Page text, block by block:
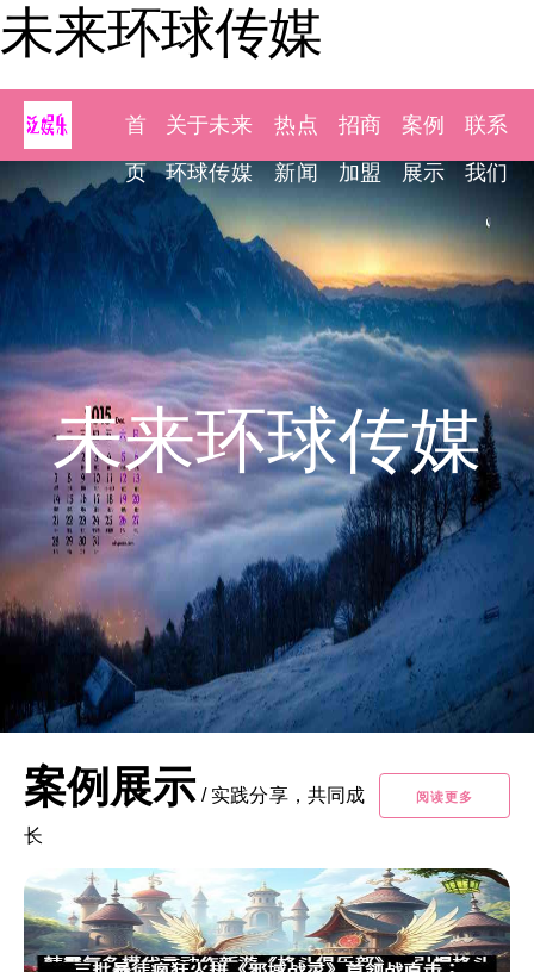
未来环球传媒
首
页
关于未来
环球传媒
热点
新闻
招商
加盟
案例
展示
联系
我们
未来环球传媒
案例展示 / 实践分享，共同成
长
阅读更多